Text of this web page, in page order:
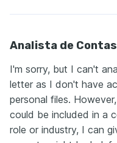
Analista de
I'm sorry, but I can't
letter as I don't have
personal files.
could be included in a
role or industry, I can